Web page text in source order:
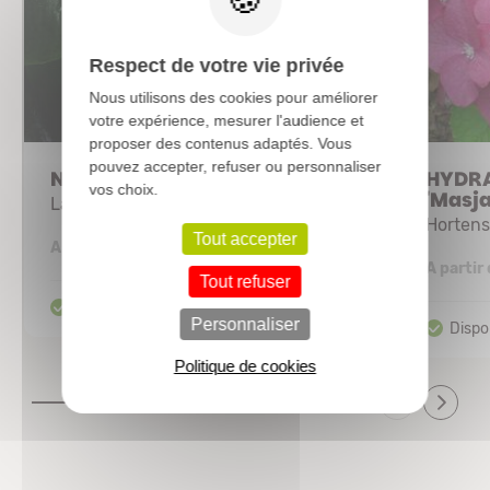
NERIUM oleander 'Neguev'
Laurier rose
A partir de 13,20 €
A partir
Respect de votre vie privée
Nous utilisons des cookies pour améliorer
votre expérience, mesurer l'audience et
proposer des contenus adaptés. Vous
pouvez accepter, refuser ou personnaliser
vos choix.
Tout accepter
Tout refuser
Personnaliser
Politique de cookies